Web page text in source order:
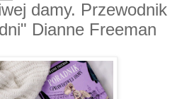
damy. Przewodnik
Dianne Freeman